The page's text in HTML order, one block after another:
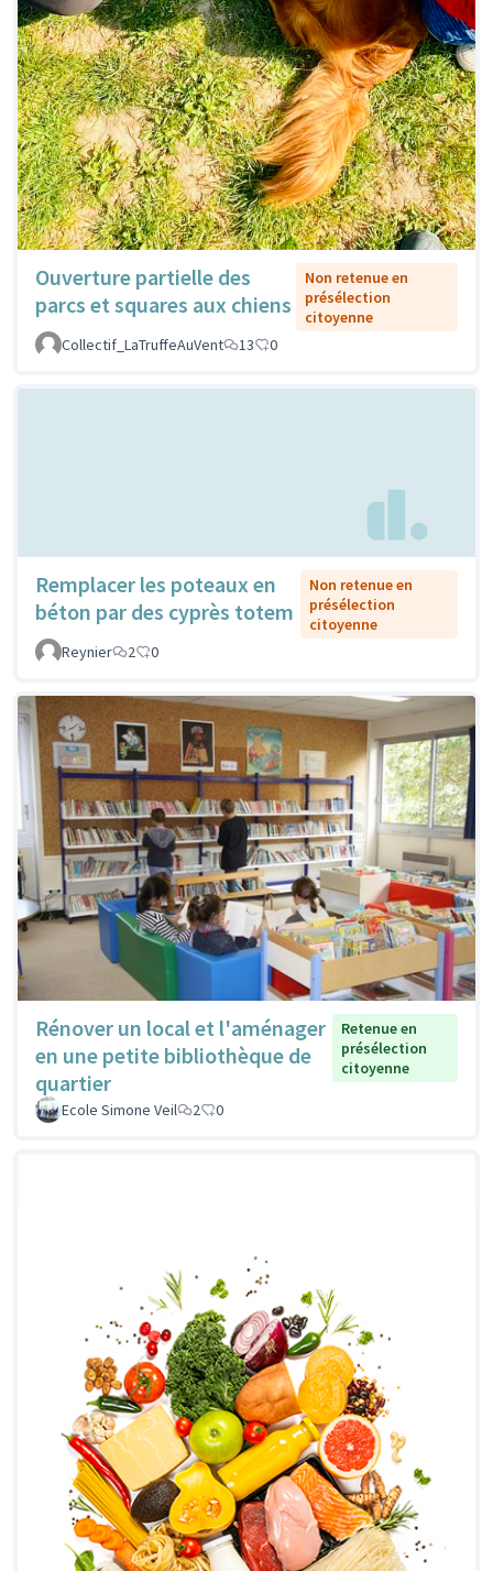
Ouverture partielle des
parcs et squares aux chiens
Non retenue en
présélection
citoyenne
Collectif_LaTruffeAuVent
13 0
Remplacer les poteaux en
béton par des cyprès totem
Non retenue en
présélection
citoyenne
Reynier
2 0
Rénover un local et l'aménager
en une petite bibliothèque de
quartier
Retenue en
présélection
citoyenne
Ecole Simone Veil 2 0